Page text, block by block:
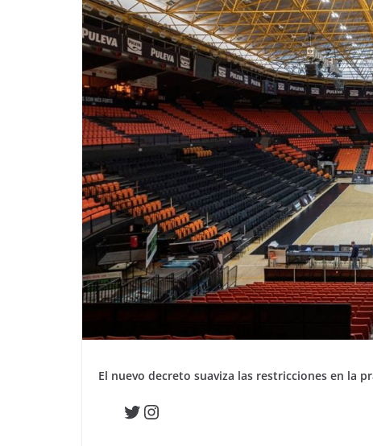
El nuevo decreto suaviza las restricciones en la
Twitter
Instagram